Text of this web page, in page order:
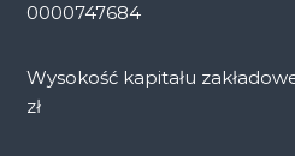
0000747684
Wysokość kapitału
zł